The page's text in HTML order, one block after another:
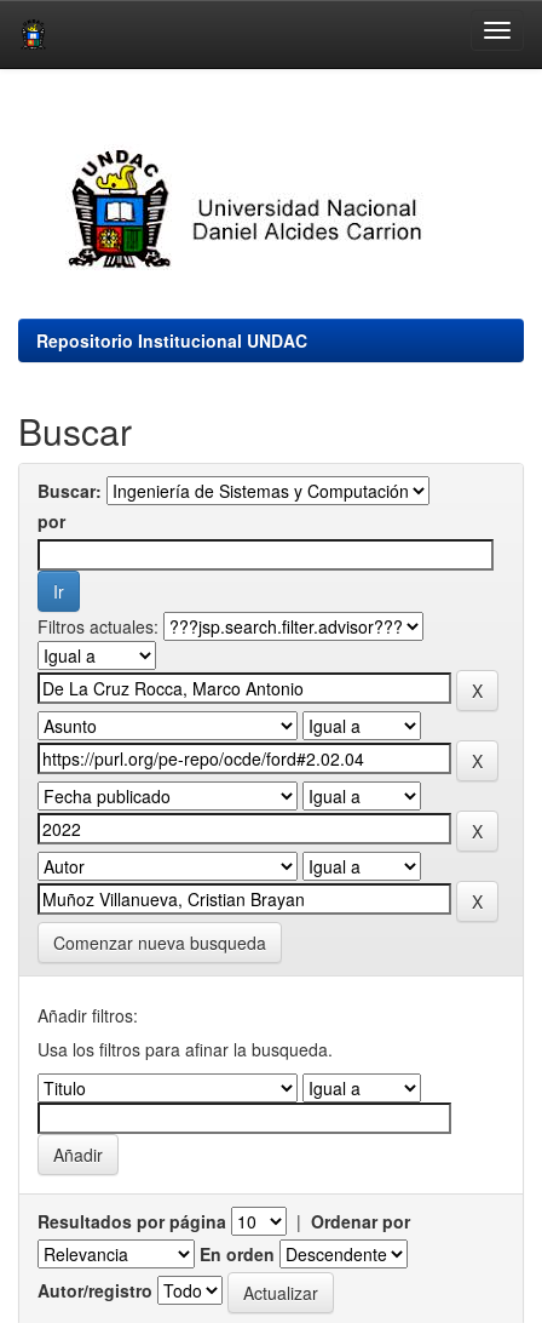
Repositorio Institucional UNDAC
Buscar
Buscar:
por
Filtros actuales:
Comenzar nueva busqueda
Añadir filtros:
Usa los filtros para afinar la busqueda.
Resultados por página | Ordenar por
En orden
Autor/registro